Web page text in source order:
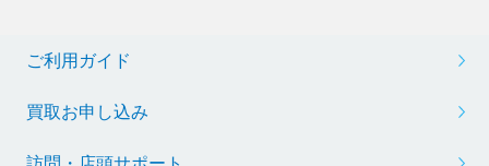
ご利用ガイド
買取お申し込み